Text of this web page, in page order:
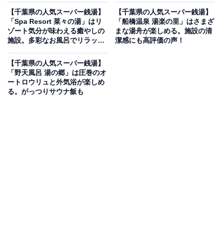
「笑がおの湯 松戸矢切店」は和の風情溢れる駅近
リラクゼーション施設
着いた雰囲気が特徴です。お風呂は、じっくり温まれる
「高濃度炭酸泉」や「壺湯」、季節を感じる「替わり
湯」など多彩なラインナップ。サウナは広々とした「遠
【千葉県の人気スーパー銭湯】
「Spa Resort 菜々の湯」はリ
ゾート気分が味わえる癒やしの
施設。多彩なお風呂でリラック
【千葉県の人気スーパー銭湯】
「船橋温泉 湯楽の里」はさまざ
まな湯舟が楽しめる。施設の清
潔感にも高評価の声！
【千葉県の人気スーパー銭湯】
「野天風呂 湯の郷」は圧巻のオ
ートロウリュと外気浴が楽しめ
る。がっつりサウナ飯も